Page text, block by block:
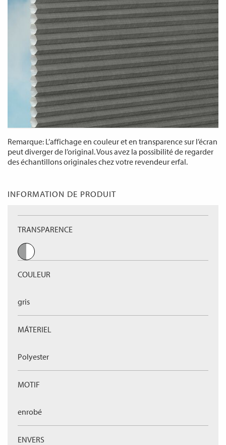
Remarque: L’affichage en couleur et en transparence sur l’écran
peut diverger de l’original. Vous avez la possibilité de regarder
des échantillons originales chez votre revendeur erfal.
INFORMATION DE PRODUIT
TRANSPARENCE
COULEUR
gris
MÁTERIEL
Polyester
MOTIF
enrobé
ENVERS